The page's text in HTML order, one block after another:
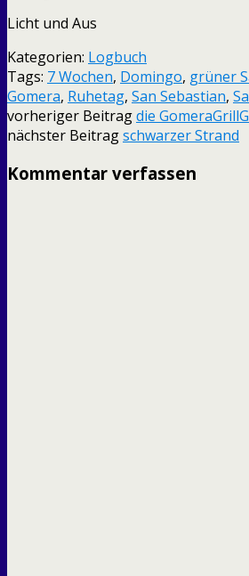
Licht und Aus
Kategorien: Logbuch
Tags: 7 Wochen, Domingo, grüner
Gomera, Ruhetag, San Sebastian,
vorheriger Beitragdie
nächster Beitragschwarzer Strand
Kommentar verfassen